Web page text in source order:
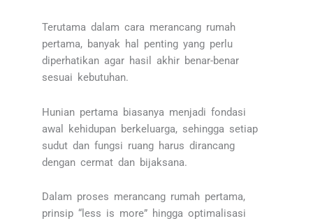
Terutama dalam cara merancang rumah
pertama, banyak hal penting yang perlu
diperhatikan agar hasil akhir benar-benar
sesuai kebutuhan.
Hunian pertama biasanya menjadi fondasi
awal kehidupan berkeluarga, sehingga setiap
sudut dan fungsi ruang harus dirancang
dengan cermat dan bijaksana.
Dalam proses merancang rumah pertama,
prinsip “less is more” hingga optimalisasi